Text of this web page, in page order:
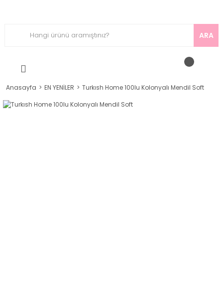
ARA
Anasayfa EN YENİLER Turkısh Home 100lu Kolonyalı Mendil Soft